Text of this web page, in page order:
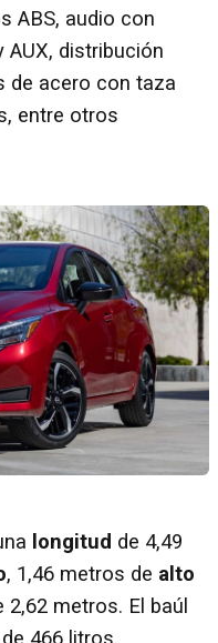
ABS, audio con
AUX, distribución
de acero con taza
entre otros
longitud de 4,49
, 1,46 metros de alto
2,62 metros. El baúl